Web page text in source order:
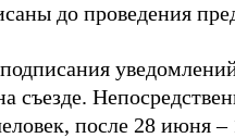
до проведения
после 28 июня